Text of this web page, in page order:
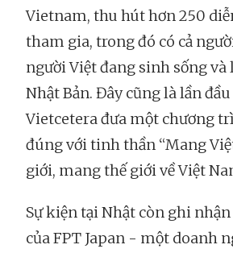
Vietnam, thu hút hơn 250
tham gia, trong đó có cả
người Việt đang sinh sống và
Nhật Bản. Đây cũng là lần
Vietcetera đưa một chương
đúng với tinh thần “Mang
giới, mang thế giới về Việt
Sự kiện tại Nhật còn ghi
của FPT Japan - một doanh